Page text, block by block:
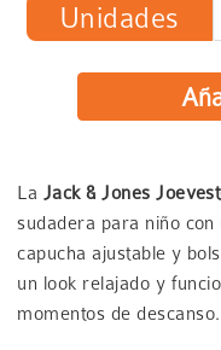
Unidades
La Jack & Jones
sudadera para niño
capucha ajustable y
un look relajado y
momentos de descanso.